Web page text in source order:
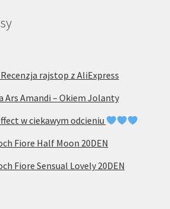
Recenzja rajstop z AliExpress
Ars Amandi – Okiem Jolanty
w ciekawym odcieniu
Fiore Half Moon 20DEN
Fiore Sensual Lovely 20DEN